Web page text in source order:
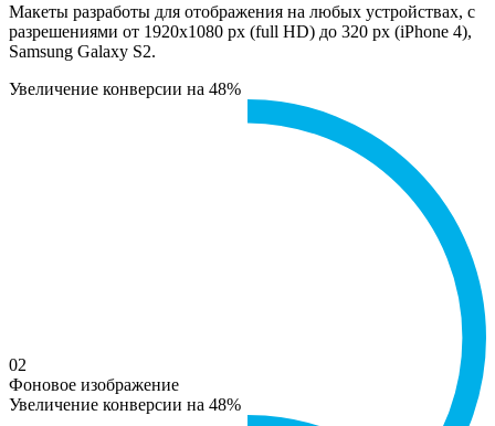
Макеты разработы для отображения на любых устройствах, с
разрешениями от 1920х1080 px (full HD) до 320 px (iPhone 4),
Samsung Galaxy S2.
Увеличение конверсии на 48%
02
Фоновое изображение
Увеличение конверсии на 48%